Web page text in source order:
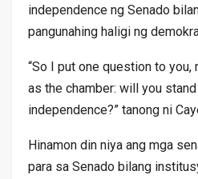
independence ng Senado
pangunahing haligi ng
“So I put one question to
as the chamber: will you stand
independence?” tanong ni
Hinamon din niya ang mga
para sa Senado bilang